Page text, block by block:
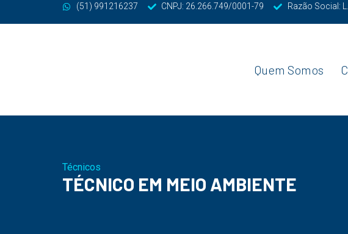
(51) 991216237 CNPJ: 26.266.749/0001-79 Razão Social:
Quem Somos
Técnicos
TÉCNICO EM MEIO AMBIENTE